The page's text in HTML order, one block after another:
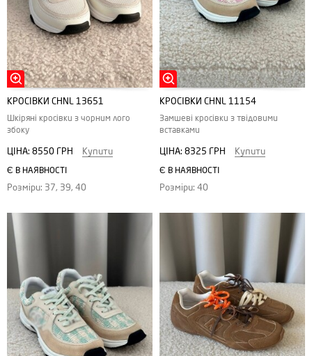
КРОСІВКИ CHNL 13651
Шкіряні кросівки з чорним лого
збоку
ЦІНА: 8550 ГРН Купити
Є В НАЯВНОСТІ
Розміри: 37, 39, 40
КРОСІВКИ CHNL 11154
Замшеві кросівки з твідовими
вставками
ЦІНА: 8325 ГРН Купити
Є В НАЯВНОСТІ
Розміри: 40